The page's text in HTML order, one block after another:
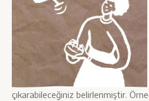
çıkarabileceğiniz belirlenmiştir.